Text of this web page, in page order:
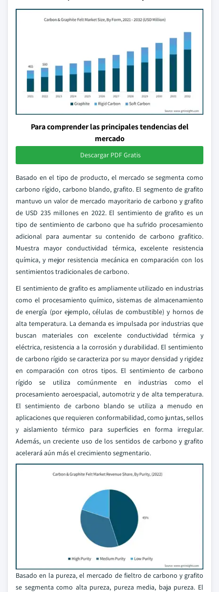
Para comprender las principales tendencias del
mercado
Descargar PDF Gratis
Basado en el tipo de producto, el mercado se segmenta como
carbono rígido, carbono blando, grafito. El segmento de grafito
mantuvo un valor de mercado mayoritario de carbono y grafito
de USD 235 millones en 2022. El sentimiento de grafito es un
tipo de sentimiento de carbono que ha sufrido procesamiento
adicional para aumentar su contenido de carbono grafitico.
Muestra mayor conductividad térmica, excelente resistencia
química, y mejor resistencia mecánica en comparación con los
sentimientos tradicionales de carbono.
El sentimiento de grafito es ampliamente utilizado en industrias
como el procesamiento químico, sistemas de almacenamiento
de energía (por ejemplo, células de combustible) y hornos de
alta temperatura. La demanda es impulsada por industrias que
buscan materiales con excelente conductividad térmica y
eléctrica, resistencia a la corrosión y durabilidad. El sentimiento
de carbono rígido se caracteriza por su mayor densidad y rigidez
en comparación con otros tipos. El sentimiento de carbono
rígido se utiliza comúnmente en industrias como el
procesamiento aeroespacial, automotriz y de alta temperatura.
El sentimiento de carbono blando se utiliza a menudo en
aplicaciones que requieren conformabilidad, como juntas, sellos
y aislamiento térmico para superficies en forma irregular.
Además, un creciente uso de los sentidos de carbono y grafito
acelerará aún más el crecimiento segmentario.
Basado en la pureza, el mercado de fieltro de carbono y grafito
se segmenta como alta pureza, pureza media, baja pureza. El